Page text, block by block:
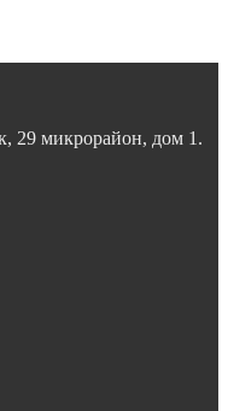
29 микрорайон, дом 1.